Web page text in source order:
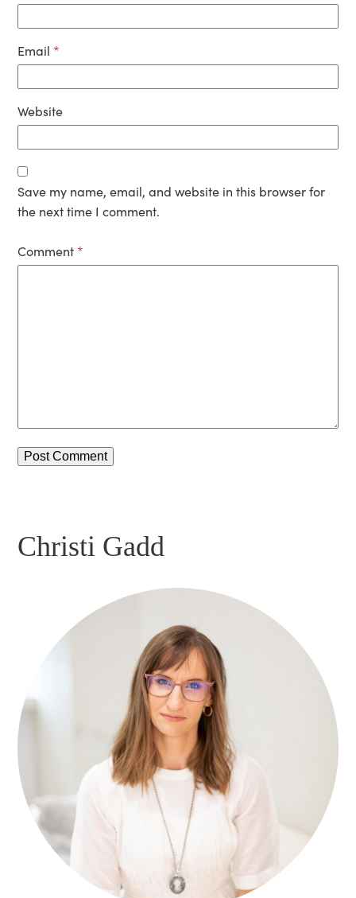
Email *
Website
Save my name, email, and website in this browser for
the next time I comment.
Comment *
Christi Gadd